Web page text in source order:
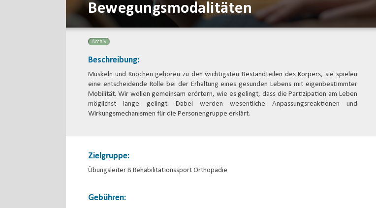
Bewegungsmodalitäten
Archiv
Beschreibung:
Muskeln und Knochen gehören zu den wichtigsten Bestandteilen des Körpers, sie spielen
eine entscheidende Rolle bei der Erhaltung eines gesunden Lebens mit eigenbestimmter
Mobilität. Wir wollen gemeinsam erörtern, wie es gelingt, dass die Partizipation am Leben
möglichst lange gelingt. Dabei werden wesentliche Anpassungsreaktionen und
Wirkungsmechanismen für die Personengruppe erklärt.
Zielgruppe:
Übungsleiter B Rehabilitationssport Orthopädie
Gebühren: